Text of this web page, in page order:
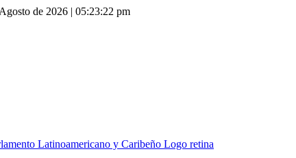
de 2026 | 05:23:23 pm